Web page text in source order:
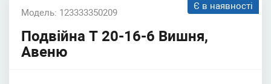
Модель: 123333350209
Є в наявності
Подвійна Т 20-16-6 Вишня,
Авеню